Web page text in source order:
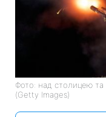
Фото: над столицею та
(Getty Images)